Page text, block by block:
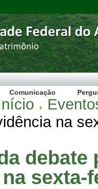
Comunicação
na
sexta-